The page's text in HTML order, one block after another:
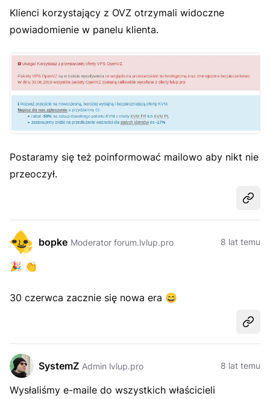
Klienci korzystający z OVZ otrzymali widoczne
powiadomienie w panelu klienta.
Postaramy się też poinformować mailowo aby nikt nie
przeoczył.
bopke Moderator forum.lvlup.pro 8 lat temu
🎉 👏
30 czerwca zacznie się nowa era 😄
SystemZ Admin lvlup.pro 8 lat temu
Wysłaliśmy e-maile do wszystkich właścicieli